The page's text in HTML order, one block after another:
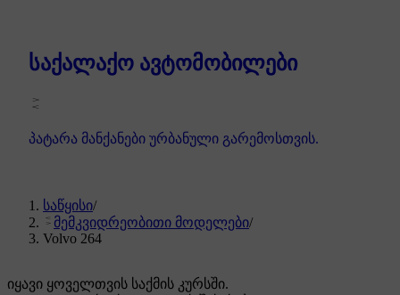
საქალაქო ავტომობილები
პატარა მანქანები ურბანული გარემოსთვის.
საწყისი/
მემკვიდრეობითი მოდელები/
Volvo 264